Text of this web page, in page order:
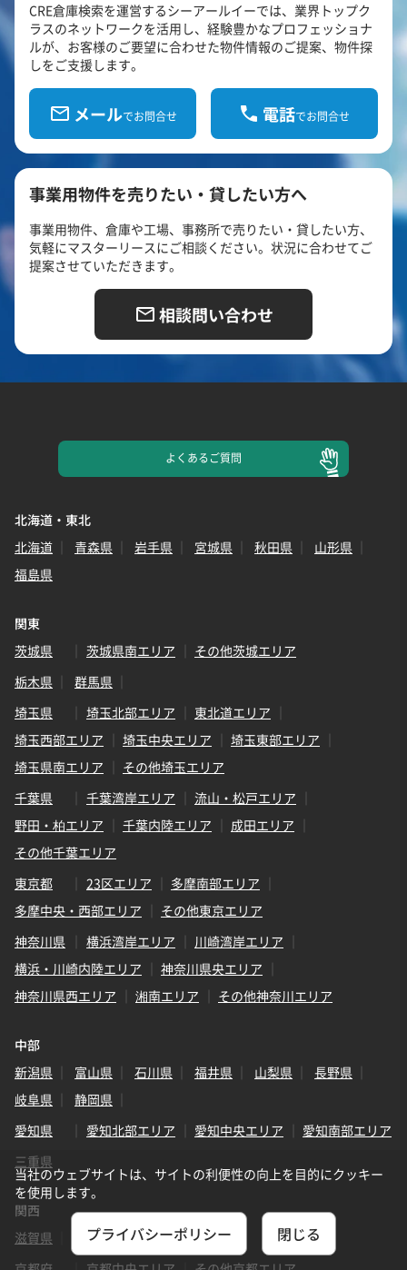
CRE倉庫検索を運営するシーアールイーでは、業界トップク
ラスのネットワークを活用し、経験豊かなプロフェッショナ
ルが、お客様のご要望に合わせた物件情報のご提案、物件探
しをご支援します。
メールでお問合せ 電話でお問合せ
事業用物件を売りたい・貸したい方へ
事業用物件、倉庫や工場、事務所で売りたい・貸したい方、
気軽にマスターリースにご相談ください。状況に合わせてご
提案させていただきます。
相談問い合わせ
よくあるご質問
北海道・東北
北海道
青森県 岩手県 宮城県 秋田県
山形県
福島県
関東
茨城県
茨城県南エリア
その他茨城エリア
栃木県
群馬県
埼玉県
埼玉北部エリア
東北道エリア
埼玉西部エリア
埼玉中央エリア
埼玉東部エリア
埼玉県南エリア
その他埼玉エリア
千葉県
千葉湾岸エリア
流山・松戸エリア
野田・柏エリア
千葉内陸エリア
成田エリア
その他千葉エリア
東京都
23区エリア
多摩南部エリア
多摩中央・西部エリア
その他東京エリア
神奈川県
横浜湾岸エリア
川崎湾岸エリア
横浜・川崎内陸エリア
神奈川県央エリア
神奈川県西エリア
湘南エリア その他神奈川エリア
中部
新潟県
富山県 石川県 福井県 山梨県
長野県
岐阜県
静岡県
愛知県
愛知北部エリア 愛知中央エリア
愛知南部エリア
三重県
関西
滋賀県
当社のウェブサイトは、サイトの利便性の向上を目的にクッキー
を使用します。
プライバシーポリシー 閉じる